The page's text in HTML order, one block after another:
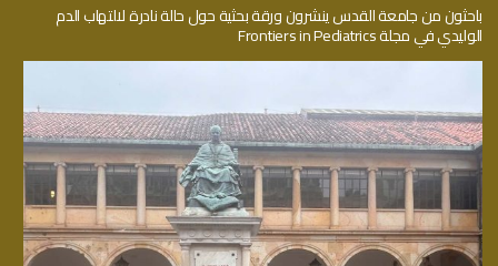
باحثون من جامعة القدس ينشرون ورقة بحثية حول حالة نادرة لالتهاب الدم
الوليدي في مجلة Frontiers in Pediatrics